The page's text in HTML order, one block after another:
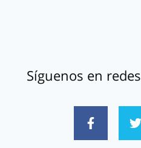
Síguenos en redes